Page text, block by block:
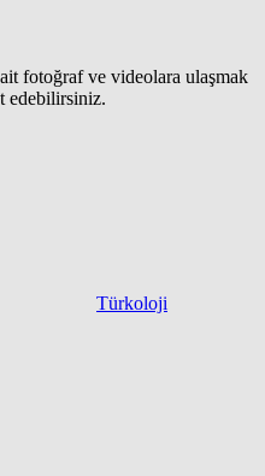
fotoğraf ve videolara ulaşmak
edebilirsiniz.
Türkoloji